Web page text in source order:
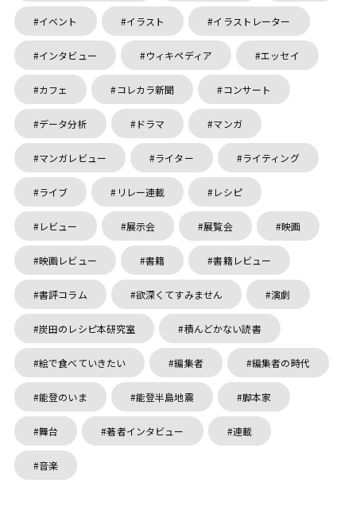
イベント イラスト イラストレーター
インタビュー ウィキペディア エッセイ
カフェ コレカラ新聞 コンサート
データ分析 ドラマ マンガ
マンガレビュー ライター ライティング
ライブ リレー連載 レシピ
レビュー 展示会 展覧会 映画
映画レビュー 書籍 書籍レビュー
書評コラム 欲深くてすみません 演劇
炭田のレシピ本研究室 積んどかない読書
絵で食べていきたい 編集者 編集者の時代
能登のいま 能登半島地震 脚本家
舞台 著者インタビュー 連載
音楽